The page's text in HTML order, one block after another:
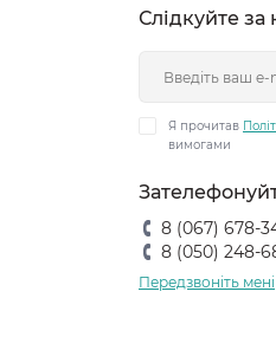
Слідкуйте
Я прочитав
вимогами
8 (067) 678-
8 (050) 248-
Передзвоніть мені